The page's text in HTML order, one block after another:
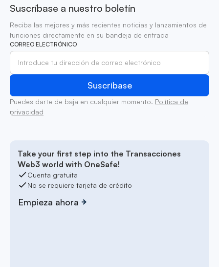
Suscríbase a nuestro boletín
Reciba las mejores y más recientes noticias y lanzamientos de
funciones directamente en su bandeja de entrada
CORREO ELECTRÓNICO
Puedes darte de baja en cualquier momento. Política de
privacidad
Take your first step into the Transacciones
Web3 world with OneSafe!
Cuenta gratuita
No se requiere tarjeta de crédito
Empieza ahora